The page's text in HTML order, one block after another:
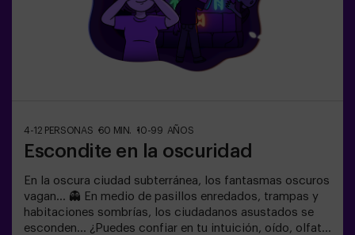
4-12 PERSONAS 60 MIN. 10-99 AÑOS
Escondite en la oscuridad
En la oscura ciudad subterránea, los fantasmas oscuros
vagan... 👻 En medio de pasillos enredados, trampas y
habitaciones sombrías, los ciudadanos asustados se
esconden... ¿Puedes confiar en tu intuición, oído, olfato